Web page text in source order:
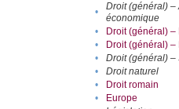
•
Droit (général) –
économique
• Droit (général) –
•
Droit (général)
•
Droit (général) –
•
Droit naturel
•
Droit romain
•
Europe